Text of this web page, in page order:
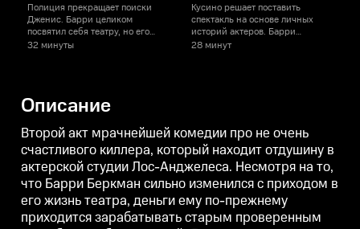
Полиция прекращает поиски
Дженис. Барри целиком
посвятил себя театру, но его
находит заказчик, от которого
32 минуты
Кусино решает поставить
спектакль на основе личных
историй актеров. Барри
пытается выполнить заказ.
28 минут
Описание
Второй акт мрачнейшей комедии про не очень
счастливого киллера, который находит отдушину в
актерской студии Лос-Анджелеса. Несмотря на то,
что Барри Беркман сильно изменился с приходом в
его жизнь театра, деньги ему по-прежнему
приходится зарабатывать старым проверенным